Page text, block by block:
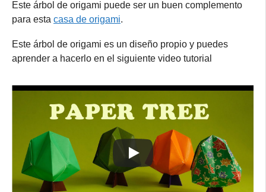
Este árbol de origami puede ser un buen complemento
para esta casa de origami.
Este árbol de origami es un diseño propio y puedes
aprender a hacerlo en el siguiente video tutorial